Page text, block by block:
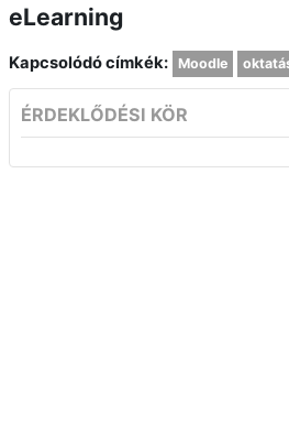
eLearning
Kapcsolódó címkék: Moodle
ÉRDEKLŐDÉSI KÖR